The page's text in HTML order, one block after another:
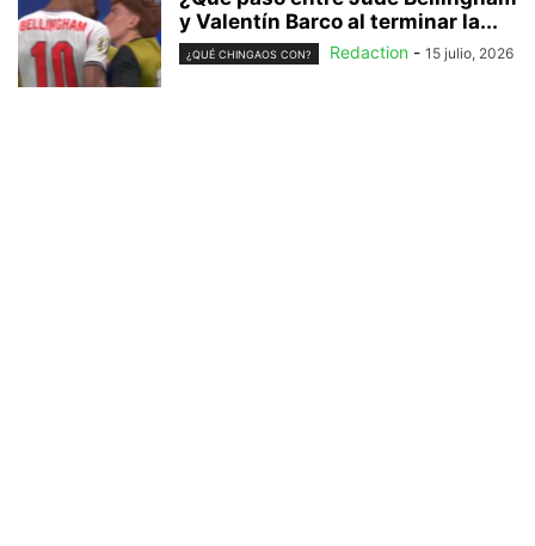
y Valentín Barco al terminar la...
¿QUÉ CHINGAOS CON? Redaction - 15 julio, 2026